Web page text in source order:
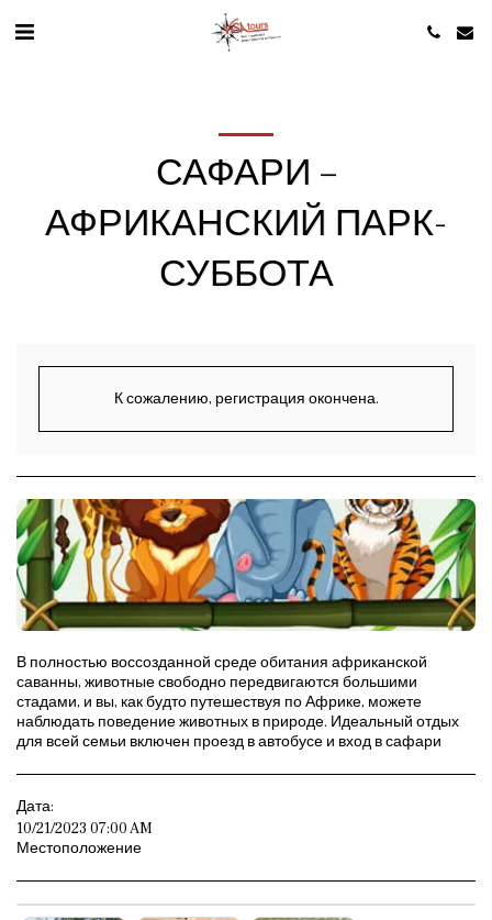
САФАРИ –
АФРИКАНСКИЙ ПАРК-
СУББОТА
К сожалению, регистрация окончена.
В полностью воссозданной среде обитания африканской
саванны, животные свободно передвигаются большими
стадами, и вы, как будто путешествуя по Африке, можете
наблюдать поведение животных в природе. Идеальный отдых
для всей семьи включен проезд в автобусе и вход в сафари
Дата:
10/21/2023 07:00 AM
Местоположение